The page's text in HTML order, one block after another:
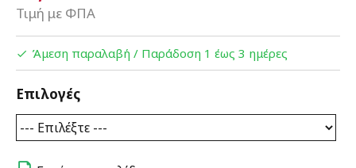
Τιμή με ΦΠΑ
Άμεση παραλαβή / Παράδoση 1 έως 3 ημέρες
Επιλογές